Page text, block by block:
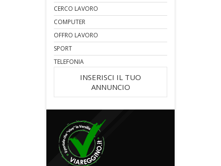
CERCO LAVORO
COMPUTER
OFFRO LAVORO
SPORT
TELEFONIA
INSERISCI IL TUO
ANNUNCIO